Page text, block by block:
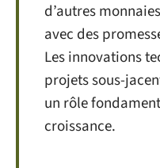
d’autres
avec des
Les innovations
projets sous-
un rôle
croissance.